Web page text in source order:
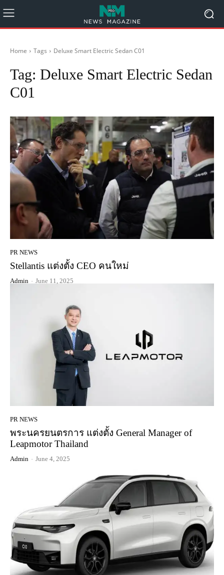
Home Tags Deluxe Smart Electric Sedan C01
Tag: Deluxe Smart Electric Sedan
C01
PR NEWS
Stellantis แต่งตั้ง CEO คนใหม่
Admin - June 11, 2025
PR NEWS
พระนครยนตรการ แต่งตั้ง General Manager of
Leapmotor Thailand
Admin - June 4, 2025